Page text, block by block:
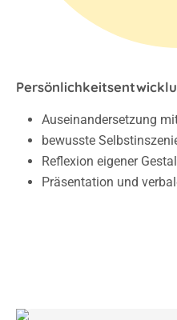
Auseinandersetzung
bewusste
Reflexion eigener
Präsentation und